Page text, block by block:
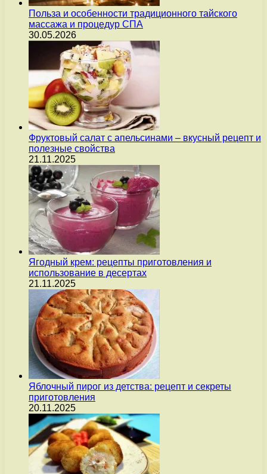
Польза и особенности традиционного тайского
массажа и процедур СПА
30.05.2026
Фруктовый салат с апельсинами – вкусный рецепт и
полезные свойства
21.11.2025
Ягодный крем: рецепты приготовления и
использование в десертах
21.11.2025
Яблочный пирог из детства: рецепт и секреты
приготовления
20.11.2025